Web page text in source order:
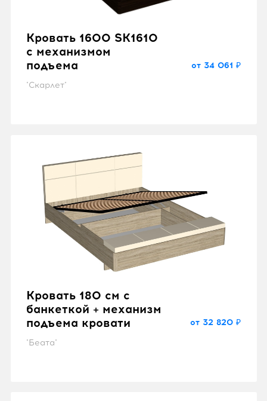
Кровать 1600 SK1610
с механизмом
подъема
"Скарлет"
от 34 061 ₽
Кровать 180 см с
банкеткой + механизм
подъема кровати
"Беата"
от 32 820 ₽